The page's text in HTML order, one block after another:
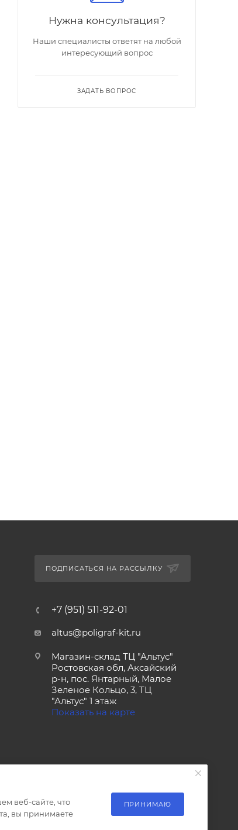
Нужна консультация?
Наши специалисты ответят на любой
интересующий вопрос
ЗАДАТЬ ВОПРОС
ПОДПИСАТЬСЯ НА РАССЫЛКУ
+7 (951) 511-92-01
altus@poligraf-kit.ru
Магазин-склад ТЦ "Альтус"
Ростовская обл, Аксайский
р-н, пос. Янтарный, Малое
Зеленое Кольцо, 3, ТЦ
"Альтус" 1 этаж
Показать на карте
веб-сайте, что
вы принимаете
ПРИНИМАЮ